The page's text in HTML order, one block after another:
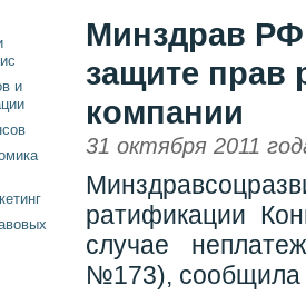
Минздрав РФ
защите прав
компании
31 октября 2011
ратификации
случае
№173), сообщила
и